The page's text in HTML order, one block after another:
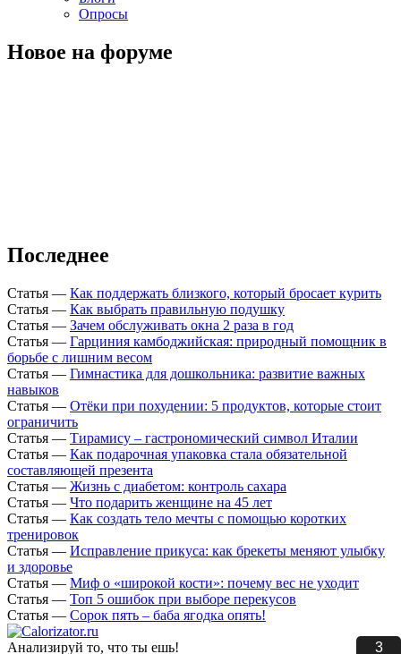
3
Опросы
Новое на форуме
Последнее
Статья — Как поддержать близкого, который бросает курить
Статья — Как выбрать правильную подушку
Статья — Зачем обслуживать окна 2 раза в год
Статья — Гарциния камбоджийская: природный помощник в
борьбе с лишним весом
Статья — Гимнастика для дошкольника: развитие важных
навыков
Статья — Отёки при похудении: 5 продуктов, которые стоит
ограничить
Статья — Тирамису – гастрономический символ Италии
Статья — Как подарочная упаковка стала обязательной
составляющей презента
Статья — Жизнь с диабетом: контроль сахара
Статья — Что подарить женщине на 45 лет
Статья — Как создать тело мечты с помощью коротких
тренировок
Статья — Исправление прикуса: как брекеты меняют улыбку
и здоровье
Статья — Миф о «широкой кости»: почему вес не уходит
Статья — Топ 5 ошибок при выборе перекусов
Статья — Сорок пять – баба ягодка опять!
Анализируй то, что ты ешь!